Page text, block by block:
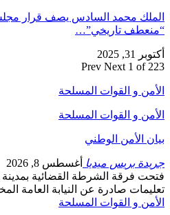
الملك محمد السادس يصف قرار
“منعطف تاريخي”…
أكتوبر 31, 2025
Prev Next 1 of 223
الأمن و القوات المسلحة
الأمن و القوات المسلحة
بيان الأمن الوطني
جريدة بريس ميديا أغسطس 8, 2026
فتحت فرقة الشرطة القضائية
تعليمات صادرة عن النيابة العامة
الأمن و القوات المسلحة